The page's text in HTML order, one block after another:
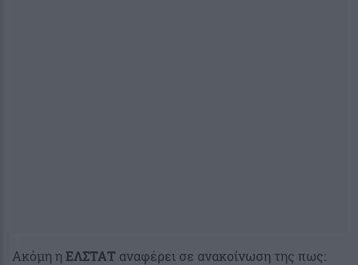
Ακόμη η ΕΛΣΤΑΤ αναφέρει σε ανακοίνωση της πως: